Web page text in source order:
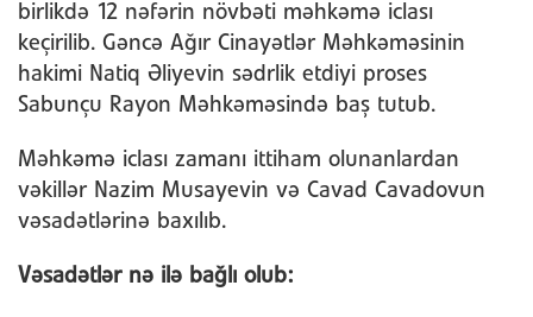
birlikdə 12 nəfərin növbəti məhkəmə iclası
keçirilib. Gəncə Ağır Cinayətlər Məhkəməsinin
hakimi Natiq Əliyevin sədrlik etdiyi proses
Sabunçu Rayon Məhkəməsində baş tutub.
Məhkəmə iclası zamanı ittiham olunanlardan
vəkillər Nazim Musayevin və Cavad Cavadovun
vəsadətlərinə baxılıb.
Vəsadətlər nə ilə bağlı olub: